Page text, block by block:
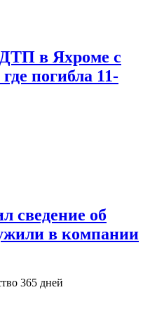
в Яхроме с
погибла 11-
сведение об
в компании
365 дней